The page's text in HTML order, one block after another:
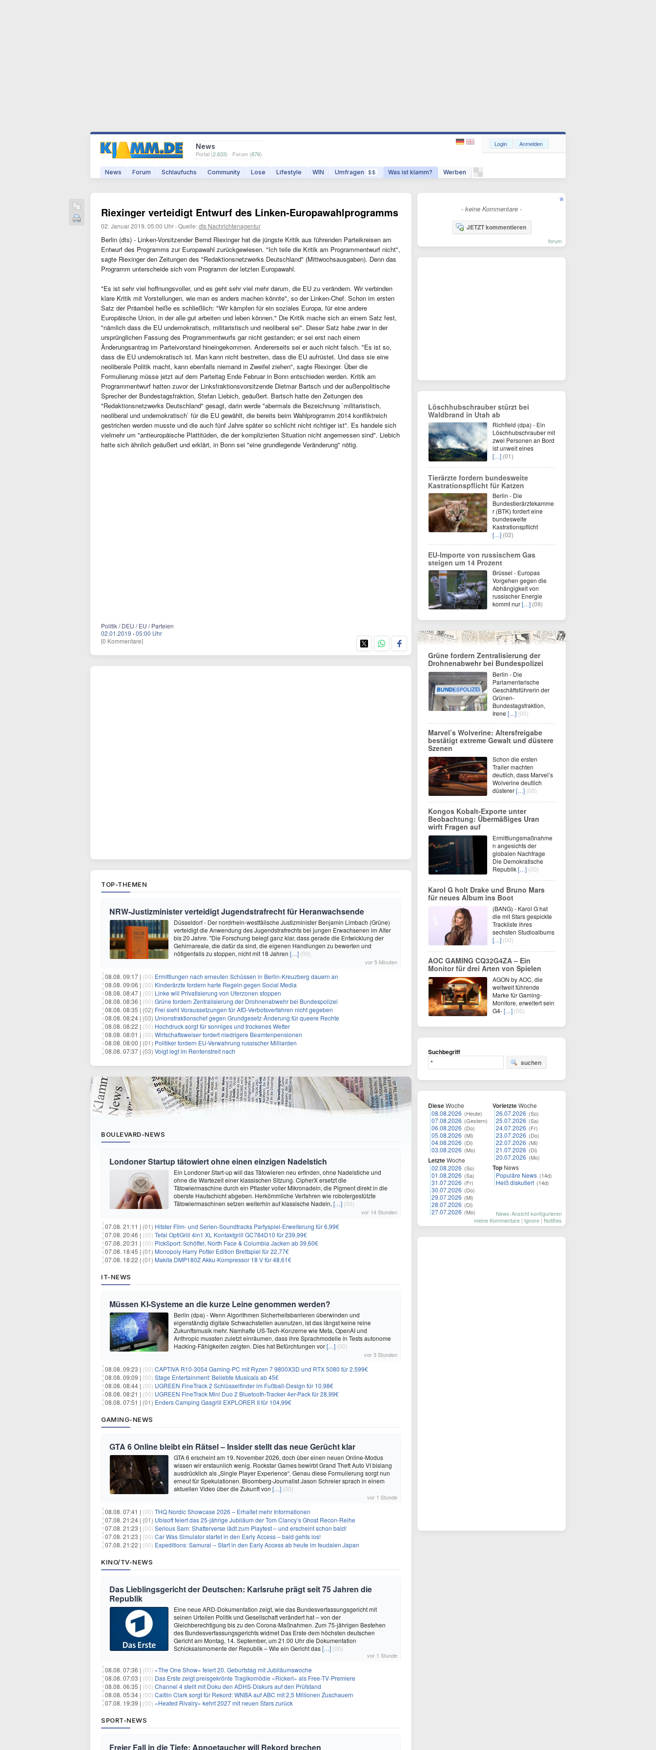
News
Portal (2.633) · Forum (876)
News Forum Schlaufuchs Community Lose Lifestyle WIN Umfragen $$ Was ist klamm? Werben
Login Anmelden
Riexinger verteidigt Entwurf des Linken-Europawahlprogramms
02. Januar 2019, 05:00 Uhr ·Quelle:dts Nachrichtenagentur
Berlin (dts) - Linken-Vorsitzender Bernd Riexinger hat die jüngste Kritik aus führenden Parteikreisen am
Entwurf des Programms zur Europawahl zurückgewiesen. "Ich teile die Kritik am Programmentwurf nicht",
sagte Riexinger den Zeitungen des "Redaktionsnetzwerks Deutschland" (Mittwochsausgaben). Denn das
Programm unterscheide sich vom Programm der letzten Europawahl.
"Es ist sehr viel hoffnungsvoller, und es geht sehr viel mehr darum, die EU zu verändern. Wir verbinden
klare Kritik mit Vorstellungen, wie man es anders machen könnte", so der Linken-Chef. Schon im ersten
Satz der Präambel heiße es schließlich: "Wir kämpfen für ein soziales Europa, für eine andere
Europäische Union, in der alle gut arbeiten und leben können." Die Kritik mache sich an einem Satz fest,
"nämlich dass die EU undemokratisch, militaristisch und neoliberal sei". Dieser Satz habe zwar in der
ursprünglichen Fassung des Programmentwurfs gar nicht gestanden; er sei erst nach einem
Änderungsantrag im Parteivorstand hineingekommen. Andererseits sei er auch nicht falsch. "Es ist so,
dass die EU undemokratisch ist. Man kann nicht bestreiten, dass die EU aufrüstet. Und dass sie eine
neoliberale Politik macht, kann ebenfalls niemand in Zweifel ziehen", sagte Riexinger. Über die
Formulierung müsse jetzt auf dem Parteitag Ende Februar in Bonn entschieden werden. Kritik am
Programmentwurf hatten zuvor der Linksfraktionsvorsitzende Dietmar Bartsch und der außenpolitische
Sprecher der Bundestagsfraktion, Stefan Liebich, geäußert. Bartsch hatte den Zeitungen des
"Redaktionsnetzwerks Deutschland" gesagt, darin werde "abermals die Bezeichnung `militaristisch,
neoliberal und undemokratisch` für die EU gewählt, die bereits beim Wahlprogramm 2014 konfliktreich
gestrichen werden musste und die auch fünf Jahre später so schlicht nicht richtiger ist". Es handele sich
vielmehr um "antieuropäische Plattitüden, die der komplizierten Situation nicht angemessen sind". Liebich
hatte sich ähnlich geäußert und erklärt, in Bonn sei "eine grundlegende Veränderung" nötig.
Politik / DEU / EU / Parteien
02.01.2019 ·05:00 Uhr
[0 Kommentare]
TOP-THEMEN
NRW-Justizminister verteidigt Jugendstrafrecht für Heranwachsende
Düsseldorf - Der nordrhein-westfälische Justizminister Benjamin Limbach (Grüne)
verteidigt die Anwendung des Jugendstrafrechts bei jungen Erwachsenen im Alter
bis 20 Jahre. "Die Forschung belegt ganz klar, dass gerade die Entwicklung der
Gehirnareale, die dafür da sind, die eigenen Handlungen zu bewerten und
nötigenfalls zu stoppen, nicht mit 18 Jahren […] (00)
vor 5 Minuten
08.08. 09:17 | (00) Ermittlungen nach erneuten Schüssen in Berlin-Kreuzberg dauern an
08.08. 09:06 | (00) Kinderärzte fordern harte Regeln gegen Social Media
08.08. 08:47 | (00) Linke will Privatisierung von Uferzonen stoppen
08.08. 08:36 | (00) Grüne fordern Zentralisierung der Drohnenabwehr bei Bundespolizei
08.08. 08:35 | (02) Frei sieht Voraussetzungen für AfD-Verbotsverfahren nicht gegeben
08.08. 08:24 | (03) Unionsfraktionschef gegen Grundgesetz-Änderung für queere Rechte
08.08. 08:22 | (00) Hochdruck sorgt für sonniges und trockenes Wetter
08.08. 08:01 | (00) Wirtschaftsweiser fordert niedrigere Beamtenpensionen
08.08. 08:00 | (01) Politiker fordern EU-Verwahrung russischer Milliarden
08.08. 07:37 | (03) Voigt legt im Rentenstreit nach
BOULEVARD-NEWS
Londoner Startup tätowiert ohne einen einzigen Nadelstich
Ein Londoner Start-up will das Tätowieren neu erfinden, ohne Nadelstiche und
ohne die Wartezeit einer klassischen Sitzung. CipherX ersetzt die
Tätowiermaschine durch ein Pflaster voller Mikronadeln, die Pigment direkt in die
oberste Hautschicht abgeben. Herkömmliche Verfahren wie robotergestützte
Tätowiermaschinen setzen weiterhin auf klassische Nadeln, […] (00)
vor 14 Stunden
07.08. 21:11 | (01) Hitster Film- und Serien-Soundtracks Partyspiel-Erweiterung für 6,99€
07.08. 20:46 | (00) Tefal OptiGrill 4in1 XL Kontaktgrill GC784D10 für 239,99€
07.08. 20:31 | (00) PickSport: Schöffel, North Face & Columbia Jacken ab 39,60€
07.08. 18:45 | (01) Monopoly Harry Potter Edition Brettspiel für 22,77€
07.08. 18:22 | (01) Makita DMP180Z Akku-Kompressor 18 V für 48,61€
IT-NEWS
Müssen KI-Systeme an die kurze Leine genommen werden?
Berlin (dpa) - Wenn Algorithmen Sicherheitsbarrieren überwinden und
eigenständig digitale Schwachstellen ausnutzen, ist das längst keine reine
Zukunftsmusik mehr. Namhafte US-Tech-Konzerne wie Meta, OpenAI und
Anthropic mussten zuletzt einräumen, dass ihre Sprachmodelle in Tests autonome
Hacking-Fähigkeiten zeigten. Dies hat Befürchtungen vor[…] (00)
vor 3 Stunden
08.08. 09:23 | (00) CAPTIVA R10-3054 Gaming-PC mit Ryzen 7 9800X3D und RTX 5080 für 2.599€
08.08. 09:09 | (00) Stage Entertainment: Beliebte Musicals ab 45€
08.08. 08:44 | (00) UGREEN FineTrack 2 Schlüsselfinder im Fußball-Design für 10,98€
08.08. 08:21 | (00) UGREEN FineTrack Mini Duo 2 Bluetooth-Tracker 4er-Pack für 28,99€
08.08. 07:51 | (01) Enders Camping Gasgrill EXPLORER II für 104,99€
GAMING-NEWS
GTA 6 Online bleibt ein Rätsel – Insider stellt das neue Gerücht klar
GTA 6 erscheint am 19. November 2026, doch über einen neuen Online-Modus
wissen wir erstaunlich wenig. Rockstar Games bewirbt Grand Theft Auto VI bislang
ausdrücklich als „Single Player Experience“. Genau diese Formulierung sorgt nun
erneut für Spekulationen. Bloomberg-Journalist Jason Schreier sprach in einem
aktuellen Video über die Zukunft von […] (00)
vor 1 Stunde
08.08. 07:41 | (00) THQ Nordic Showcase 2026 – Erhaltet mehr Informationen
07.08. 21:24 | (01) Ubisoft feiert das 25-jährige Jubiläum der Tom Clancy’s Ghost Recon-Reihe
07.08. 21:23 | (00) Serious Sam: Shatterverse lädt zum Playtest – und erscheint schon bald!
07.08. 21:23 | (00) Car Was Simulator startet in den Early Access – bald gehts los!
07.08. 21:22 | (00) Expeditions: Samurai – Start in den Early Access ab heute im feudalen Japan
KINO/TV-NEWS
Das Lieblingsgericht der Deutschen: Karlsruhe prägt seit 75 Jahren die
Republik
Eine neue ARD-Dokumentation zeigt, wie das Bundesverfassungsgericht mit
seinen Urteilen Politik und Gesellschaft verändert hat – von der
Gleichberechtigung bis zu den Corona-Maßnahmen. Zum 75-jährigen Bestehen
des Bundesverfassungsgerichts widmet Das Erste dem höchsten deutschen
Gericht am Montag, 14. September, um 21.00 Uhr die Dokumentation
Schicksalsmomente der Republik – Wie ein Gericht das[…] (00)
vor 1 Stunde
08.08. 07:36 | (00) «The One Show» feiert 20. Geburtstag mit Jubiläumswoche
08.08. 07:03 | (00) Das Erste zeigt preisgekrönte Tragikomödie «Rickerl» als Free-TV-Premiere
08.08. 06:35 | (00) Channel 4 stellt mit Doku den ADHS-Diskurs auf den Prüfstand
08.08. 05:34 | (00) Caitlin Clark sorgt für Rekord: WNBA auf ABC mit 2,5 Millionen Zuschauern
07.08. 19:39 | (00) «Heated Rivalry» kehrt 2027 mit neuen Stars zurück
SPORT-NEWS
Freier Fall in die Tiefe: Apnoetaucher will Rekord brechen
- keine Kommentare -
JETZT kommentieren
forum
Löschhubschrauber stürzt bei
Waldbrand in Utah ab
Richfield (dpa) - Ein
Löschhubschrauber mit
zwei Personen an Bord
ist unweit eines
[…] (01)
Tierärzte fordern bundesweite
Kastrationspflicht für Katzen
Berlin - Die
Bundestierärztekamme
r (BTK) fordert eine
bundesweite
Kastrationspflicht
[…] (02)
EU-Importe von russischem Gas
steigen um 14 Prozent
Brüssel - Europas
Vorgehen gegen die
Abhängigkeit von
russischer Energie
kommt nur[…] (09)
Grüne fordern Zentralisierung der
Drohnenabwehr bei Bundespolizei
Berlin - Die
Parlamentarische
Geschäftsführerin der
Grünen-
Bundestagsfraktion,
Irene […] (00)
Marvel’s Wolverine: Altersfreigabe
bestätigt extreme Gewalt und düstere
Szenen
Schon die ersten
Trailer machten
deutlich, dass Marvel’s
Wolverine deutlich
düsterer[…] (00)
Kongos Kobalt-Exporte unter
Beobachtung: Übermäßiges Uran
wirft Fragen auf
Ermittlungsmaßnahme
n angesichts der
globalen Nachfrage
Die Demokratische
Republik[…] (00)
Karol G holt Drake und Bruno Mars
für neues Album ins Boot
(BANG) - Karol G hat
die mit Stars gespickte
Trackliste ihres
sechsten Studioalbums
[…] (00)
AOC GAMING CQ32G4ZA – Ein
Monitor für drei Arten von Spielen
AGON by AOC, die
weltweit führende
Marke für Gaming-
Monitore, erweitert sein
G4-[…] (00)
Suchbegriff
suchen
DieseWoche
08.08.2026 (Heute)
07.08.2026 (Gestern)
06.08.2026 (Do)
05.08.2026 (Mi)
04.08.2026 (Di)
03.08.2026 (Mo)
LetzteWoche
02.08.2026 (So)
01.08.2026 (Sa)
31.07.2026 (Fr)
30.07.2026 (Do)
29.07.2026 (Mi)
28.07.2026 (Di)
27.07.2026 (Mo)
VorletzteWoche
26.07.2026 (So)
25.07.2026 (Sa)
24.07.2026 (Fr)
23.07.2026 (Do)
22.07.2026 (Mi)
21.07.2026 (Di)
20.07.2026 (Mo)
Top News
Populäre News (14d)
Heiß diskutiert (14d)
News-Ansicht konfigurieren
meine Kommentare | Ignore | Notifies